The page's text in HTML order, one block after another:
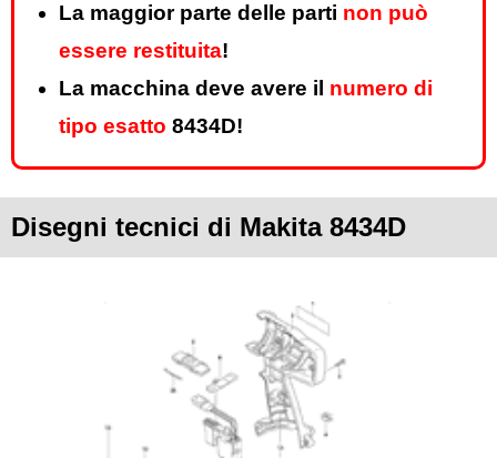
La maggior parte delle parti non può
essere restituita!
La macchina deve avere il numero di
tipo esatto 8434D!
Disegni tecnici di Makita 8434D